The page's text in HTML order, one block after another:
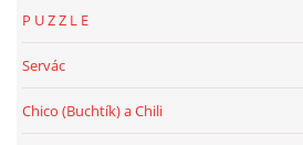
P U Z Z L E
Servác
Chico (Buchtík) a Chili